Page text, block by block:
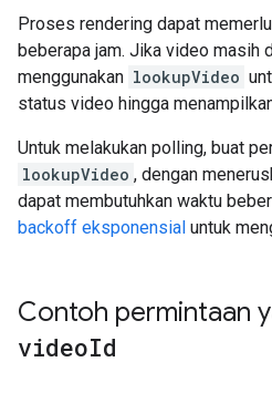
Proses rendering dapat
beberapa jam. Jika video masih
menggunakan lookupVideo
status video hingga
Untuk melakukan polling, buat
lookupVideo , dengan
dapat membutuhkan waktu
backoff eksponensial untuk
Contoh permintaan
videoId